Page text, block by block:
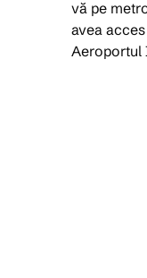
vă pe
avea
Aeroportul